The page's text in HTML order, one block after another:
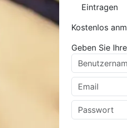
Eintragen
Kostenlos
Geben Sie